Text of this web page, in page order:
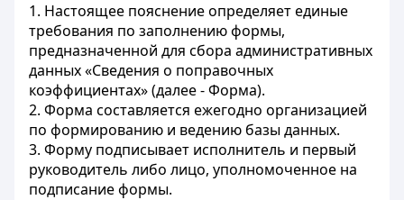
1. Настоящее пояснение определяет единые
требования по заполнению формы,
предназначенной для сбора административных
данных «Сведения о поправочных
коэффициентах» (далее - Форма).
2. Форма составляется ежегодно организацией
по формированию и ведению базы данных.
3. Форму подписывает исполнитель и первый
руководитель либо лицо, уполномоченное на
подписание формы.